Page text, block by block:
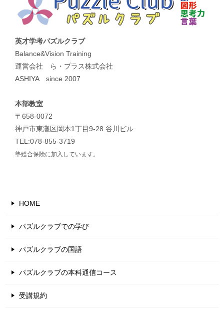
英才学考パズルクラブ
Balance&Vision Training
運営会社 ら・プラス株式会社
ASHIYA since 2007
本部教室
〒658-0072
神戸市東灘区岡本1丁目9-28 谷川ビル
TEL:078-855-3719
塾総合保険に加入しています。
HOME
パズルクラブでの学び
パズルクラブの国語
パズルクラブの本科通信コース
受講規約